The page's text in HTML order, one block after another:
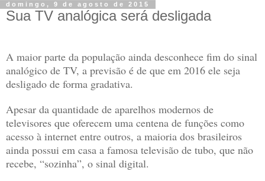
domingo, 9 de agosto de 2015
Sua TV analógica será desligada
A maior parte da população ainda desconhece fim do sinal
analógico de TV, a previsão é de que em 2016 ele seja
desligado de forma gradativa.
Apesar da quantidade de aparelhos modernos de
televisores que oferecem uma centena de funções como
acesso à internet entre outros, a maioria dos brasileiros
ainda possui em casa a famosa televisão de tubo, que não
recebe, “sozinha”, o sinal digital.